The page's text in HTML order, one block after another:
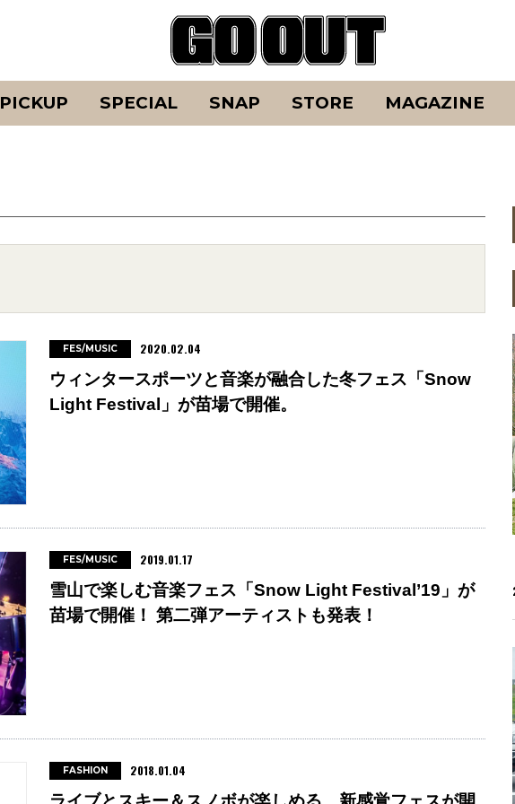
PICKUP SPECIAL SNAP STORE MAGAZINE
ウィンタースポーツと音楽が融合した冬フェス「Snow
Light Festival」が苗場で開催。
FES/MUSIC 2020.02.04
雪山で楽しむ音楽フェス「Snow Light Festival’19」が
苗場で開催！ 第二弾アーティストも発表！
FES/MUSIC 2019.01.17
FASHION 2018.01.04